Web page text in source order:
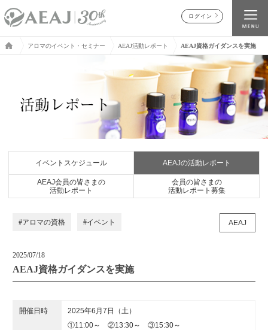
ログイン
アロマのイベント・セミナー AEAJ活動レポート AEAJ資格ガイダンスを実施
イベントスケジュール AEAJの活動レポート
AEAJ会員の皆さまの
活動レポート
会員の皆さまの
活動レポート募集
#アロマの資格 #イベント AEAJ
2025/07/18
AEAJ資格ガイダンスを実施
開催日時
2025年6月7日（土）
①11:00～ ②13:30～ ③15:30～